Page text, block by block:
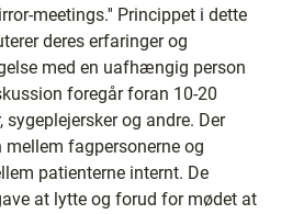
meetings.'' Princippet i dette
deres erfaringer og
med en uafhængig person
foregår foran 10-20
og andre. Der
fagpersonerne og
patienterne internt. De
at lytte og forud for mødet at